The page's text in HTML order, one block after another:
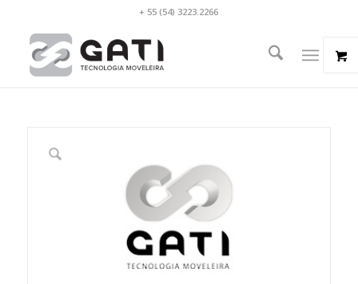
+ 55 (54) 3223.2266